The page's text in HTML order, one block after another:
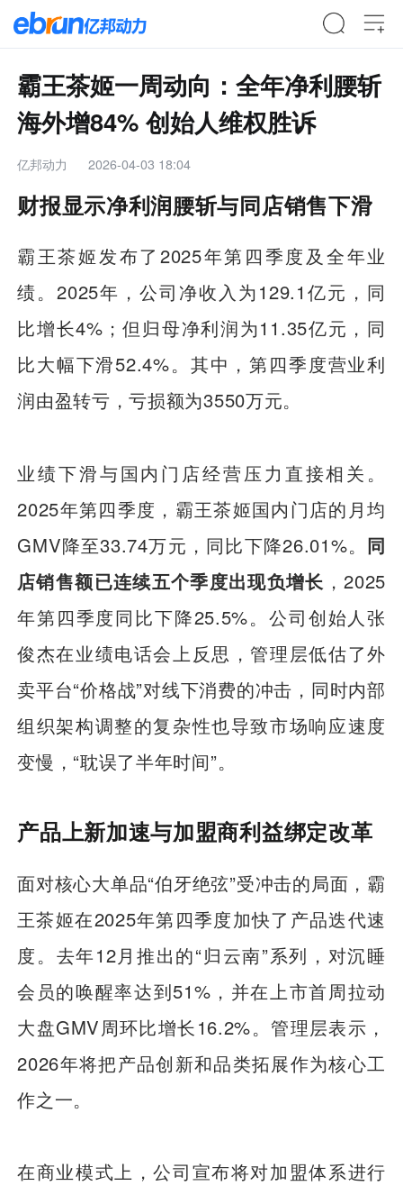
霸王茶姬一周动向：全年净利腰斩
海外增84% 创始人维权胜诉
亿邦动力 2026-04-03 18:04
财报显示净利润腰斩与同店销售下滑
霸王茶姬发布了2025年第四季度及全年业
绩。2025年，公司净收入为129.1亿元，同
比增长4%；但归母净利润为11.35亿元，同
比大幅下滑52.4%。其中，第四季度营业利
润由盈转亏，亏损额为3550万元。
业绩下滑与国内门店经营压力直接相关。
2025年第四季度，霸王茶姬国内门店的月均
GMV降至33.74万元，同比下降26.01%。 同
店销售额已连续五个季度出现负增长 ，2025
年第四季度同比下降25.5%。公司创始人张
俊杰在业绩电话会上反思，管理层低估了外
卖平台“价格战”对线下消费的冲击，同时内部
组织架构调整的复杂性也导致市场响应速度
变慢，“耽误了半年时间”。
产品上新加速与加盟商利益绑定改革
面对核心大单品“伯牙绝弦”受冲击的局面，霸
王茶姬在2025年第四季度加快了产品迭代速
度。去年12月推出的“归云南”系列，对沉睡
会员的唤醒率达到51%，并在上市首周拉动
大盘GMV周环比增长16.2%。管理层表示，
2026年将把产品创新和品类拓展作为核心工
作之一。
在商业模式上，公司宣布将对加盟体系进行